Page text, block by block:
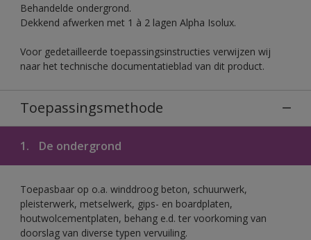
Behandelde ondergrond.
Dekkend afwerken met 1 à 2 lagen Alpha Isolux.
Voor gedetailleerde toepassingsinstructies verwijzen wij
naar het technische documentatieblad van dit product.
Toepassingsmethode
1. De ondergrond
Toepasbaar op o.a. winddroog beton, schuurwerk,
pleisterwerk, metselwerk, gips- en boardplaten,
houtwolcementplaten, behang e.d. ter voorkoming van
doorslag van diverse typen vervuiling.